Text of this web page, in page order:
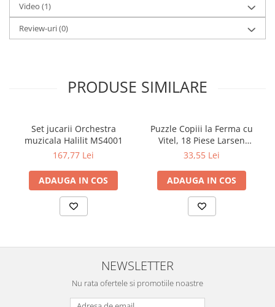
Video (1)
Review-uri(0)
PRODUSE SIMILARE
Set jucarii Orchestra
muzicala Halilit MS4001
167,77 Lei
ADAUGA IN COS
Puzzle Copiii la Ferma cu
Vitel, 18 Piese Larsen
LRBM6
33,55 Lei
ADAUGA IN COS
NEWSLETTER
Nu rata ofertele si promotiile noastre